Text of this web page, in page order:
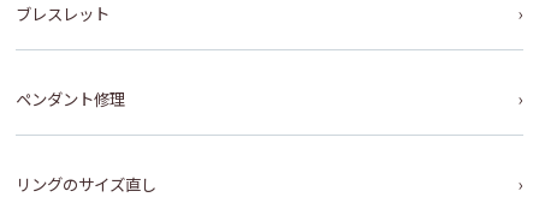
ブレスレット
ペンダント修理
リングのサイズ直し